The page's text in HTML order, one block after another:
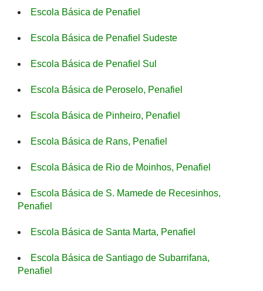
Escola Básica de Penafiel
Escola Básica de Penafiel Sudeste
Escola Básica de Penafiel Sul
Escola Básica de Peroselo, Penafiel
Escola Básica de Pinheiro, Penafiel
Escola Básica de Rans, Penafiel
Escola Básica de Rio de Moinhos, Penafiel
Escola Básica de S. Mamede de Recesinhos,
Penafiel
Escola Básica de Santa Marta, Penafiel
Escola Básica de Santiago de Subarrifana,
Penafiel